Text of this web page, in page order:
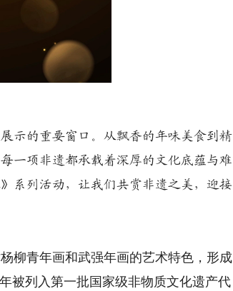
的重要窗口。从飘香的年味美食到精
一项非遗都承载着深厚的文化底蕴与难
系列活动，让我们共赏非遗之美，迎接
青年画和武强年画的艺术特色，形成
被列入第一批国家级非物质文化遗产代